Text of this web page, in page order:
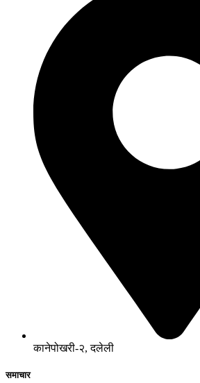
कानेपोखरी-२, दलेली
समाचार